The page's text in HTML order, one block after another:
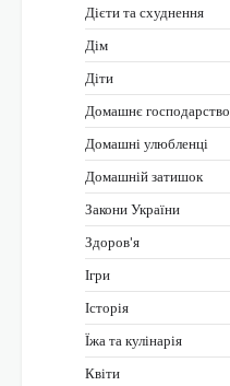
Дієти та схуднення
Дім
Діти
Домашнє господарство
Домашні улюбленці
Домашній затишок
Закони України
Здоров'я
Ігри
Історія
Їжа та кулінарія
Квіти